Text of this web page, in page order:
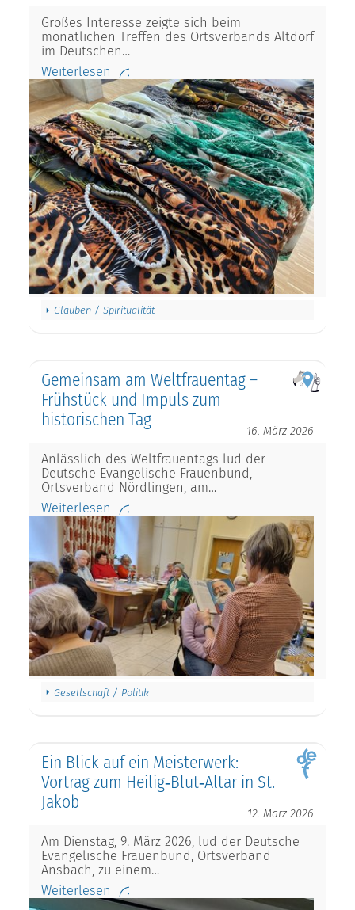
Großes Interesse zeigte sich beim
monatlichen Treffen des Ortsverbands Altdorf
im Deutschen…
Weiterlesen
Glauben / Spiritualität
Gemeinsam am Weltfrauentag –
Frühstück und Impuls zum
historischen Tag
16. März 2026
Anlässlich des Weltfrauentags lud der
Deutsche Evangelische Frauenbund,
Ortsverband Nördlingen, am…
Weiterlesen
Gesellschaft / Politik
Ein Blick auf ein Meisterwerk:
Vortrag zum Heilig‑Blut‑Altar in St.
Jakob
12. März 2026
Am Dienstag, 9. März 2026, lud der Deutsche
Evangelische Frauenbund, Ortsverband
Ansbach, zu einem…
Weiterlesen